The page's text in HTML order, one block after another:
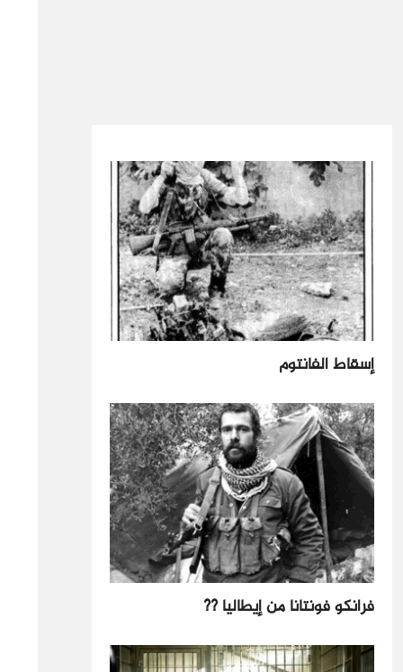
إسقاط الفانتوم
فرانكو فونتانا من إيطاليا ??